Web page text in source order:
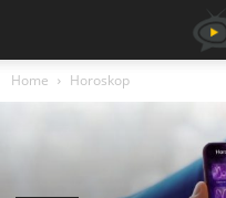
Home Horoskop